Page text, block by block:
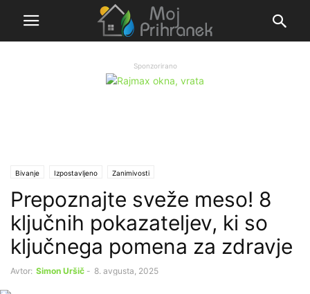
Sponzorirano
Bivanje Izpostavljeno Zanimivosti
Prepoznajte sveže meso! 8
ključnih pokazateljev, ki so
ključnega pomena za zdravje
Avtor: Simon Uršič - 8. avgusta, 2025